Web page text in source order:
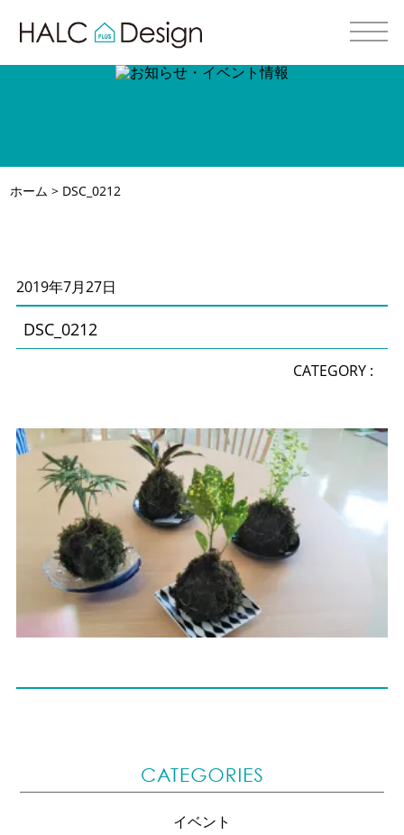
ホーム > DSC_0212
2019年7月27日
DSC_0212
CATEGORY :
イベント